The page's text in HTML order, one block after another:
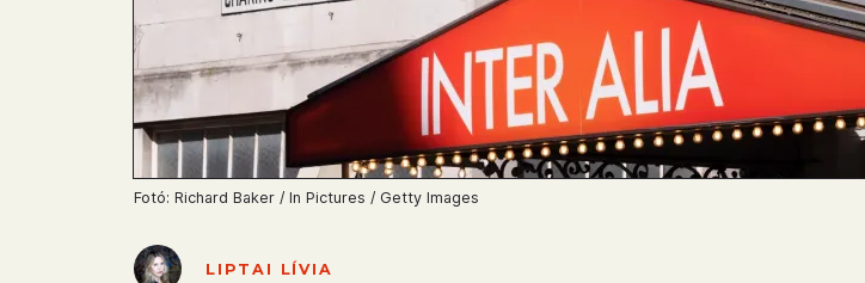
Fotó: Richard Baker / In Pictures / Getty Images
LIPTAI LÍVIA